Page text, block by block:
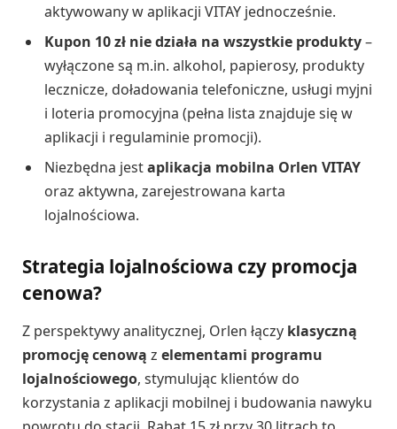
aktywowany w aplikacji VITAY jednocześnie.
Kupon 10 zł nie działa na wszystkie produkty–
wyłączone są m.in. alkohol, papierosy, produkty
lecznicze, doładowania telefoniczne, usługi myjni
i loteria promocyjna (pełna lista znajduje się w
aplikacji i regulaminie promocji).
Niezbędna jestaplikacja mobilna Orlen VITAY
oraz aktywna, zarejestrowana karta
lojalnościowa.
Strategia lojalnościowa czy promocja
cenowa?
Z perspektywy analitycznej, Orlen łączy klasyczną
promocję cenową z elementami programu
lojalnościowego, stymulując klientów do
korzystania z aplikacji mobilnej i budowania nawyku